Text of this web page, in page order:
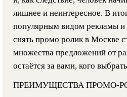
лишнее и неинтересное. В
популярным видом рекламы и
снять промо ролик в Москве
множества предложений от
остаётся за вами, кого
ПРЕИМУЩЕСТВА ПРОМО-